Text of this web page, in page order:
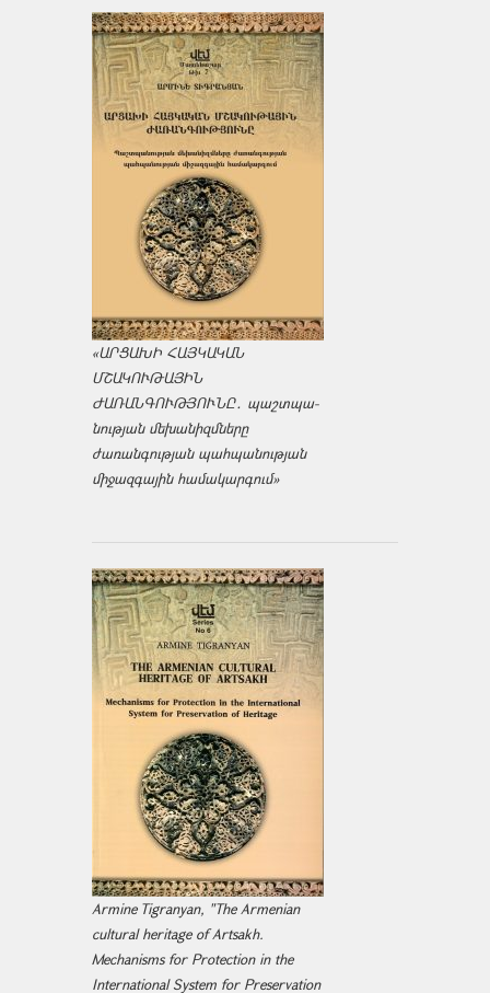
«ԱՐՑԱԽԻ ՀԱՅԿԱԿԱՆ
ՄՇԱԿՈՒԹԱՅԻՆ
ԺԱՌԱՆԳՈՒԹՅՈՒՆԸ․ պաշտպա­
նության մեխանիզմները
ժառանգության պահպանության
միջազ­գային համակարգում»
Armine Tigranyan, "The Armenian
cultural heritage of Artsakh.
Mechanisms for Protection in the
International System for Preservation